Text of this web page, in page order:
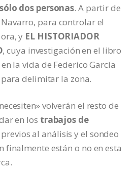
sólo dos personas. A partir de
para controlar el
y EL HISTORIADOR
, cuya investigación en el libro
la vida de Federico García
para delimitar la zona.
volverán el resto de
en los trabajos de
previos al análisis y el sondeo
están o no en esta